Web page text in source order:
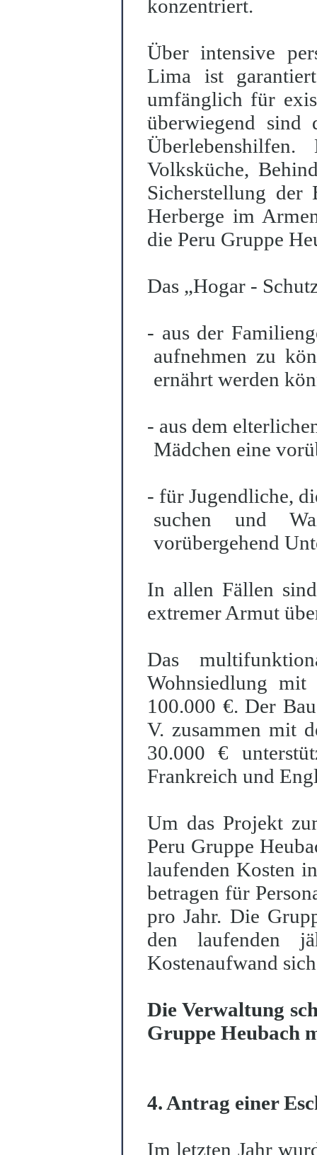
konzentriert.
Über intensive
Lima ist
umfänglich für
überwiegend sind
Volksküche,
Sicherstellung der
Herberge im
die Peru Gruppe
Das „Hogar -
- aus der
aufnehmen zu
ernährt werden
- aus dem
Mädchen eine
- für Jugendliche,
suchen und
vorübergehend
In allen Fällen
extremer Armut
Das
Wohnsiedlung
100.000 €. Der
V. zusammen mit
30.000 €
Frankreich und
Um das Projekt
Peru Gruppe
laufenden Kosten
betragen für
pro Jahr. Die
den laufenden
Kostenaufwand
Die Verwaltung
Gruppe Heubach
4. Antrag einer
Im letzten Jahr